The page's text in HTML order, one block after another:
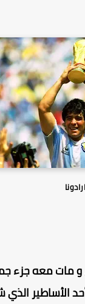
و مات معه جزء
الأساطير